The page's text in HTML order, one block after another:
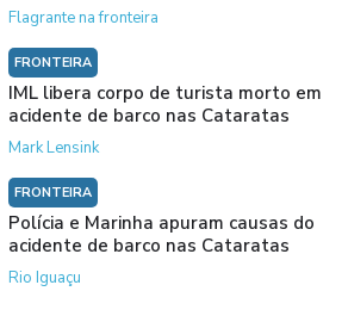
Flagrante na fronteira
FRONTEIRA
IML libera corpo de turista morto em
acidente de barco nas Cataratas
Mark Lensink
FRONTEIRA
Polícia e Marinha apuram causas do
acidente de barco nas Cataratas
Rio Iguaçu